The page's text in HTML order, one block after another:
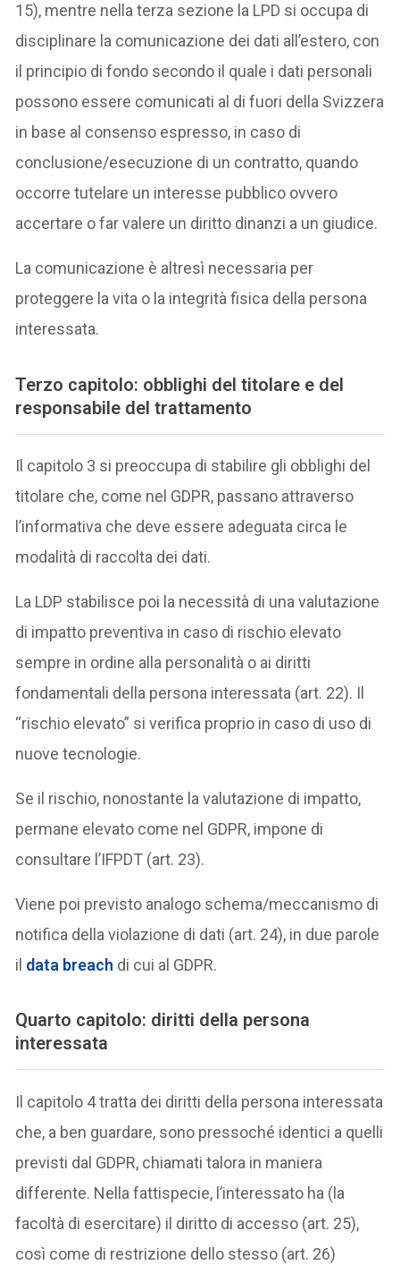
15), mentre nella terza sezione la LPD si occupa di
disciplinare la comunicazione dei dati all’estero, con
il principio di fondo secondo il quale i dati personali
possono essere comunicati al di fuori della Svizzera
in base al consenso espresso, in caso di
conclusione/esecuzione di un contratto, quando
occorre tutelare un interesse pubblico ovvero
accertare o far valere un diritto dinanzi a un giudice.
La comunicazione è altresì necessaria per
proteggere la vita o la integrità fisica della persona
interessata.
Terzo capitolo: obblighi del titolare e del
responsabile del trattamento
Il capitolo 3 si preoccupa di stabilire gli obblighi del
titolare che, come nel GDPR, passano attraverso
l’informativa che deve essere adeguata circa le
modalità di raccolta dei dati.
La LDP stabilisce poi la necessità di una valutazione
di impatto preventiva in caso di rischio elevato
sempre in ordine alla personalità o ai diritti
fondamentali della persona interessata (art. 22). Il
“rischio elevato” si verifica proprio in caso di uso di
nuove tecnologie.
Se il rischio, nonostante la valutazione di impatto,
permane elevato come nel GDPR, impone di
consultare l’IFPDT (art. 23).
Viene poi previsto analogo schema/meccanismo di
notifica della violazione di dati (art. 24), in due parole
il data breach di cui al GDPR.
Quarto capitolo: diritti della persona
interessata
Il capitolo 4 tratta dei diritti della persona interessata
che, a ben guardare, sono pressoché identici a quelli
previsti dal GDPR, chiamati talora in maniera
differente. Nella fattispecie, l’interessato ha (la
facoltà di esercitare) il diritto di accesso (art. 25),
così come di restrizione dello stesso (art. 26)